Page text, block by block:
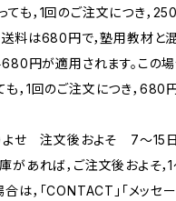
も，1回のご注文につき，
料は680円で，塾用教材と
円が適用されます。この場
，1回のご注文につき，680
りよせ 注文後およそ 7〜15
があれば，ご注文後およそ，
は，「CONTACT」「メッセ